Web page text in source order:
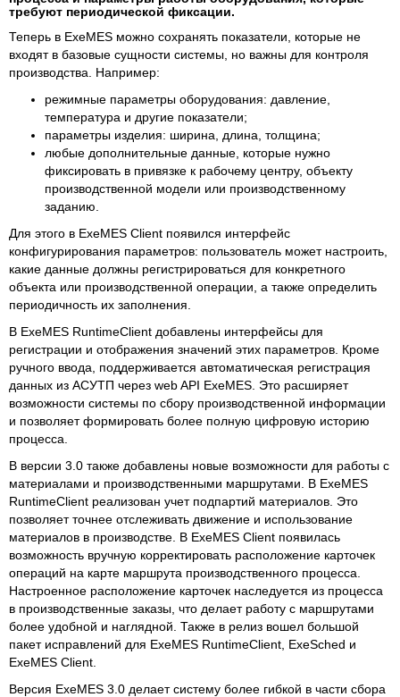
требуют периодической фиксации.
Теперь в ExeMES можно сохранять показатели, которые не
входят в базовые сущности системы, но важны для контроля
производства. Например:
режимные параметры оборудования: давление,
температура и другие показатели;
параметры изделия: ширина, длина, толщина;
любые дополнительные данные, которые нужно
фиксировать в привязке к рабочему центру, объекту
производственной модели или производственному
заданию.
Для этого в ExeMES Client появился интерфейс
конфигурирования параметров: пользователь может настроить,
какие данные должны регистрироваться для конкретного
объекта или производственной операции, а также определить
периодичность их заполнения.
В ExeMES RuntimeClient добавлены интерфейсы для
регистрации и отображения значений этих параметров. Кроме
ручного ввода, поддерживается автоматическая регистрация
данных из АСУТП через web API ExeMES. Это расширяет
возможности системы по сбору производственной информации
и позволяет формировать более полную цифровую историю
процесса.
В версии 3.0 также добавлены новые возможности для работы с
материалами и производственными маршрутами. В ExeMES
RuntimeClient реализован учет подпартий материалов. Это
позволяет точнее отслеживать движение и использование
материалов в производстве. В ExeMES Client появилась
возможность вручную корректировать расположение карточек
операций на карте маршрута производственного процесса.
Настроенное расположение карточек наследуется из процесса
в производственные заказы, что делает работу с маршрутами
более удобной и наглядной. Также в релиз вошел большой
пакет исправлений для ExeMES RuntimeClient, ExeSched и
ExeMES Client.
Версия ExeMES 3.0 делает систему более гибкой в части сбора